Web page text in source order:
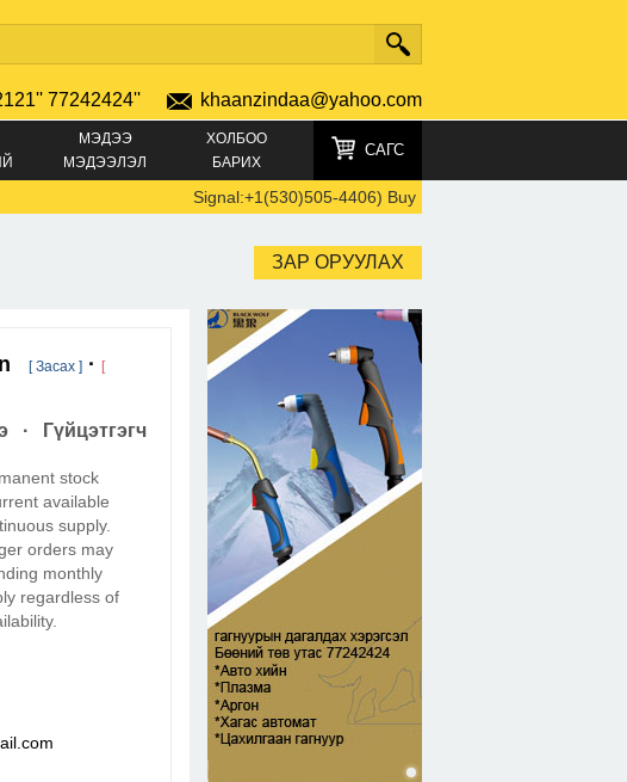
77242424'' khaanzindaa@yahoo.com
МЭДЭЭ
МЭДЭЭЛЭЛ
ХОЛБОО
БАРИХ
САГС
Signal:+1(530)505-4406) Buy crystals, Buy GBL, Cocaine,
ЗАР ОРУУЛАХ
[ Засах ] ·
[
· Гүйцэтгэгч
stock
available
supply.
orders may
monthly
regardless of